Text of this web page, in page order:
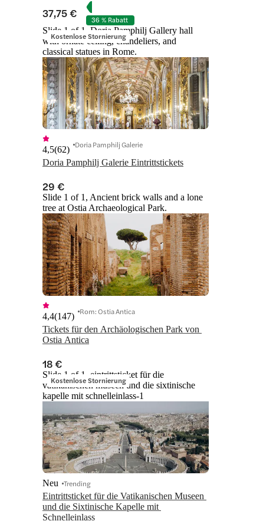
37,75 € 36 % Rabatt
Kostenlose Stornierung
Slide 1 of 1, Doria Pamphilj Gallery hall
with ornate ceiling, chandeliers, and
classical statues in Rome.
Doria Pamphilj Galerie Eintrittstickets
4,5(62) Doria Pamphilj Galerie
29 €
Slide 1 of 1, Ancient brick walls and a lone
tree at Ostia Archaeological Park.
Tickets für den Archäologischen Park von
Ostia Antica
4,4(147) Rom: Ostia Antica
18 €
Kostenlose Stornierung
Slide 1 of 1, eintrittsticket für die
vatikanischen museen und die sixtinische
kapelle mit schnelleinlass-1
Eintrittsticket für die Vatikanischen Museen
und die Sixtinische Kapelle mit
Schnelleinlass
Neu Trending